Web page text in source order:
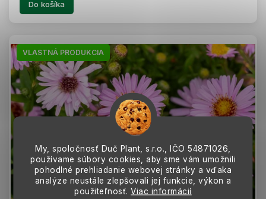
My, spoločnosť Duč Plant, s.r.o., IČO 54871026,
používame súbory cookies, aby sme vám umožnili
pohodlné prehliadanie webovej stránky a vďaka
analýze neustále zlepšovali jej funkcie, výkon a
použiteľnosť.Viac informácií
Do košíka
VLASTNÁ PRODUKCIA